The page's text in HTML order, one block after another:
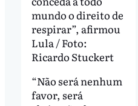
mundo o direito de
respirar”, afirmou
Lula / Foto:
Ricardo Stuckert
“Não será nenhum
favor, será